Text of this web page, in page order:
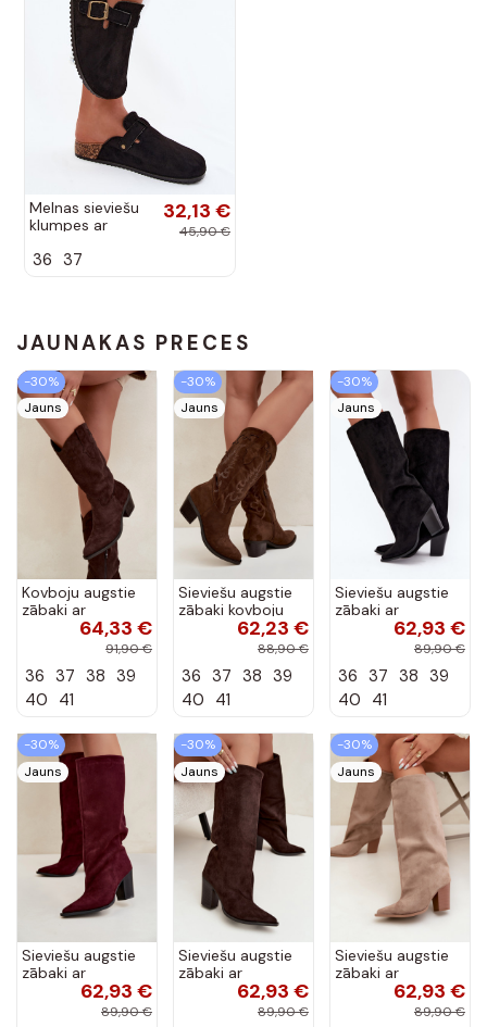
Melnas sieviešu
klumpes ar
mākslīgā zīda
32,13 €
45,90 €
36 37
JAUNĀKĀS PRECES
-30%
Jauns
Kovboju augstie
zābaki ar
papēžiem
šokolādes krāsā
64,33 €
91,90 €
36 37 38 39
40 41
-30%
Jauns
Sieviešu augstie
zābaki kovboju
stilā ar papēžiem
šokolādes krāsā
62,23 €
88,90 €
36 37 38 39
40 41
-30%
Jauns
Sieviešu augstie
zābaki ar
papēžiem no
mākslīgā zamša
Carmina
62,93 €
89,90 €
36 37 38 39
40 41
-30%
Jauns
Sieviešu augstie
zābaki ar
papēžiem no
mākslīgā zamša
62,93 €
89,90 €
-30%
Jauns
Sieviešu augstie
zābaki ar
papēžiem no
mākslīgā zamša
62,93 €
89,90 €
-30%
Jauns
Sieviešu augstie
zābaki ar
papēžiem no
mākslīgā zamša
62,93 €
89,90 €